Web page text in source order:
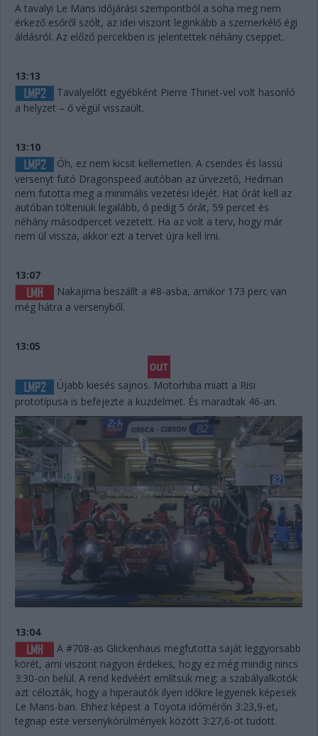
A tavalyi Le Mans időjárási szempontból a soha meg nem
érkező esőről szólt, az idei viszont leginkább a szemerkélő égi
áldásról. Az előző percekben is jelentettek néhány cseppet.
13:13
Tavalyelőtt egyébként Pierre Thiriet-vel volt hasonló
a helyzet – ő végül visszaült.
13:10
Óh, ez nem kicsit kellemetlen. A csendes és lassú
versenyt futó Dragonspeed autóban az úrvezető, Hedman
nem futotta meg a minimális vezetési idejét. Hat órát kell az
autóban tölteniük legalább, ő pedig 5 órát, 59 percet és
néhány másodpercet vezetett. Ha az volt a terv, hogy már
nem ül vissza, akkor ezt a tervet újra kell írni.
13:07
Nakajima beszállt a #8-asba, amikor 173 perc van
még hátra a versenyből.
13:05
Újabb kiesés sajnos. Motorhiba miatt a Risi
prototípusa is befejezte a küzdelmet. És maradtak 46-an.
13:04
A #708-as Glickenhaus megfutotta saját leggyorsabb
körét, ami viszont nagyon érdekes, hogy ez még mindig nincs
3:30-on belül. A rend kedvéért említsük meg: a szabályalkotók
azt célozták, hogy a hiperautók ilyen időkre legyenek képesek
Le Mans-ban. Ehhez képest a Toyota időmérőn 3:23,9-et,
tegnap este versenykörülmények között 3:27,6-ot tudott.